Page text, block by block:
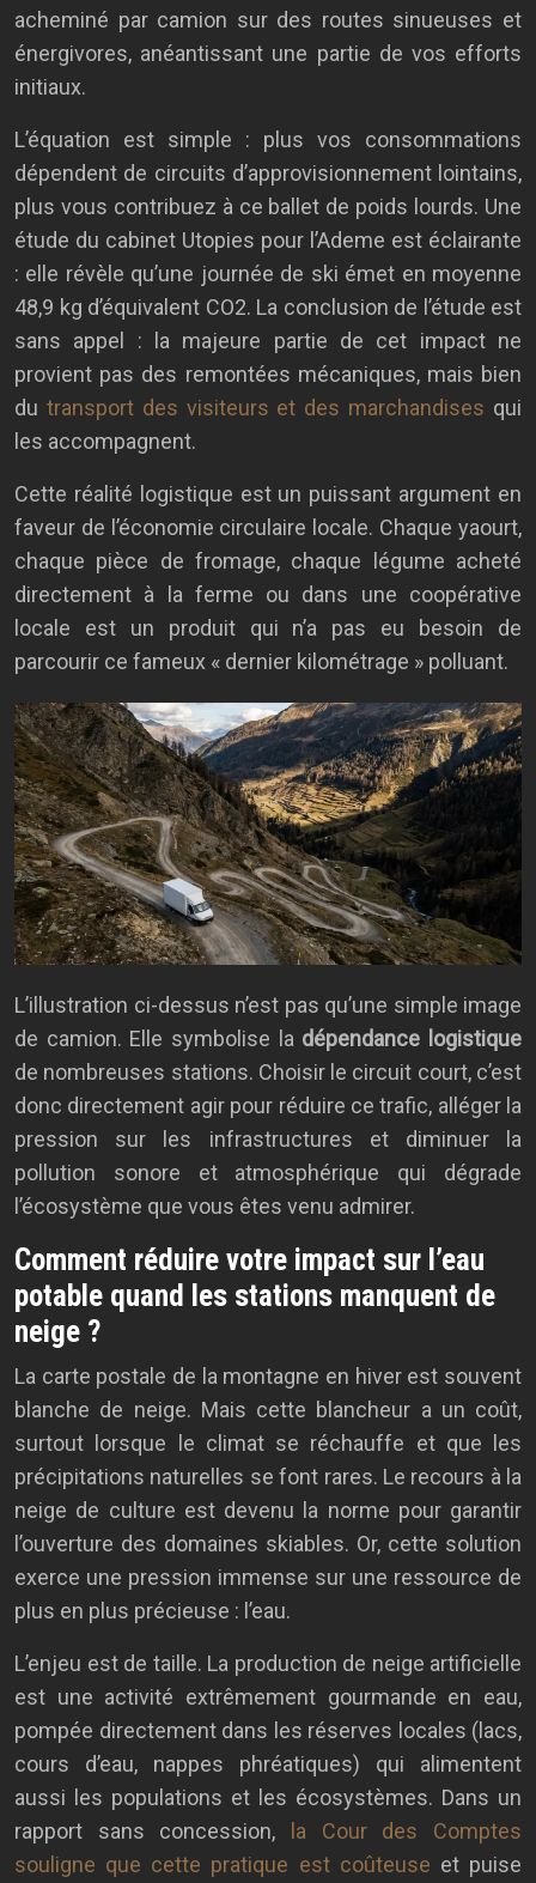
acheminé par camion sur des routes sinueuses et
énergivores, anéantissant une partie de vos efforts
initiaux.
L’équation est simple : plus vos consommations
dépendent de circuits d’approvisionnement lointains,
plus vous contribuez à ce ballet de poids lourds. Une
étude du cabinet Utopies pour l’Ademe est éclairante
: elle révèle qu’une journée de ski émet en moyenne
48,9 kg d’équivalent CO2. La conclusion de l’étude est
sans appel : la majeure partie de cet impact ne
provient pas des remontées mécaniques, mais bien
du transport des visiteurs et des marchandises qui
les accompagnent.
Cette réalité logistique est un puissant argument en
faveur de l’économie circulaire locale. Chaque yaourt,
chaque pièce de fromage, chaque légume acheté
directement à la ferme ou dans une coopérative
locale est un produit qui n’a pas eu besoin de
parcourir ce fameux « dernier kilométrage » polluant.
L’illustration ci-dessus n’est pas qu’une simple image
de camion. Elle symbolise la dépendance logistique
de nombreuses stations. Choisir le circuit court, c’est
donc directement agir pour réduire ce trafic, alléger la
pression sur les infrastructures et diminuer la
pollution sonore et atmosphérique qui dégrade
l’écosystème que vous êtes venu admirer.
Comment réduire votre impact sur l’eau
potable quand les stations manquent de
neige ?
La carte postale de la montagne en hiver est souvent
blanche de neige. Mais cette blancheur a un coût,
surtout lorsque le climat se réchauffe et que les
précipitations naturelles se font rares. Le recours à la
neige de culture est devenu la norme pour garantir
l’ouverture des domaines skiables. Or, cette solution
exerce une pression immense sur une ressource de
plus en plus précieuse : l’eau.
L’enjeu est de taille. La production de neige artificielle
est une activité extrêmement gourmande en eau,
pompée directement dans les réserves locales (lacs,
cours d’eau, nappes phréatiques) qui alimentent
aussi les populations et les écosystèmes. Dans un
rapport sans concession, la Cour des Comptes
souligne que cette pratique est coûteuse et puise